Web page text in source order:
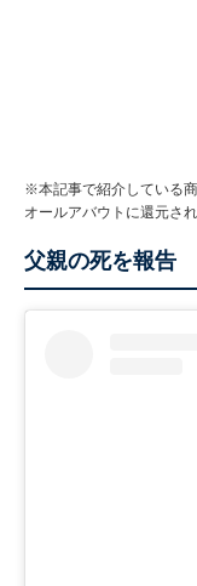
※本記事で紹介している
オールアバウトに還元さ
父親の死を報告